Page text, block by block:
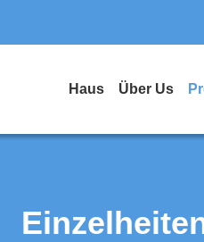
Haus Über Us